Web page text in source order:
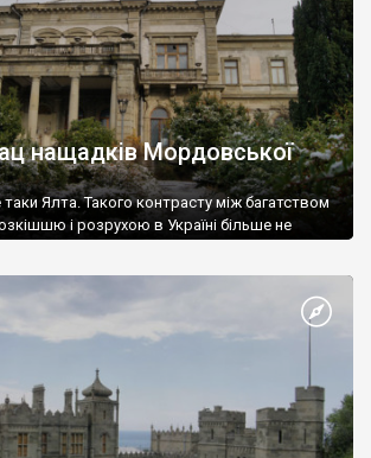
нащадків Мордовської
Ялта. Такого контрасту між багатством
і розрухою в Україні більше не